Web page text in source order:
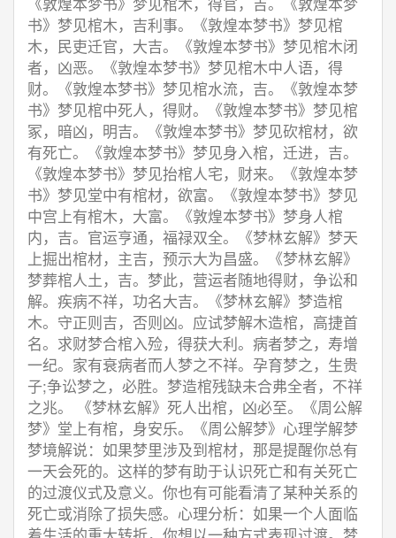
书》梦见棺木，吉利事。《敦煌本梦书》梦见棺
木，民吏迁官，大吉。《敦煌本梦书》梦见棺木闭
者，凶恶。《敦煌本梦书》梦见棺木中人语，得
财。《敦煌本梦书》梦见棺水流，吉。《敦煌本梦
书》梦见棺中死人，得财。《敦煌本梦书》梦见棺
冢，暗凶，明吉。《敦煌本梦书》梦见砍棺材，欲
有死亡。《敦煌本梦书》梦见身入棺，迁进，吉。
《敦煌本梦书》梦见抬棺人宅，财来。《敦煌本梦
书》梦见堂中有棺材，欲富。《敦煌本梦书》梦见
中宫上有棺木，大富。《敦煌本梦书》梦身人棺
内，吉。官运亨通，福禄双全。《梦林玄解》梦天
上掘出棺材，主吉，预示大为昌盛。《梦林玄解》
梦葬棺人土，吉。梦此，营运者随地得财，争讼和
解。疾病不祥，功名大吉。《梦林玄解》梦造棺
木。守正则吉，否则凶。应试梦解木造棺，高捷首
名。求财梦合棺入殓，得获大利。病者梦之，寿增
一纪。家有衰病者而人梦之不祥。孕育梦之，生贵
子;争讼梦之，必胜。梦造棺残缺未合弗全者，不祥
之兆。 《梦林玄解》死人出棺，凶必至。《周公解
梦》堂上有棺，身安乐。《周公解梦》心理学解梦
梦境解说：如果梦里涉及到棺材，那是提醒你总有
一天会死的。这样的梦有助于认识死亡和有关死亡
的过渡仪式及意义。你也有可能看清了某种关系的
死亡或消除了损失感。心理分析：如果一个人面临